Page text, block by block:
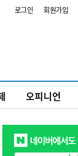
로그인 회원가입
오피니언